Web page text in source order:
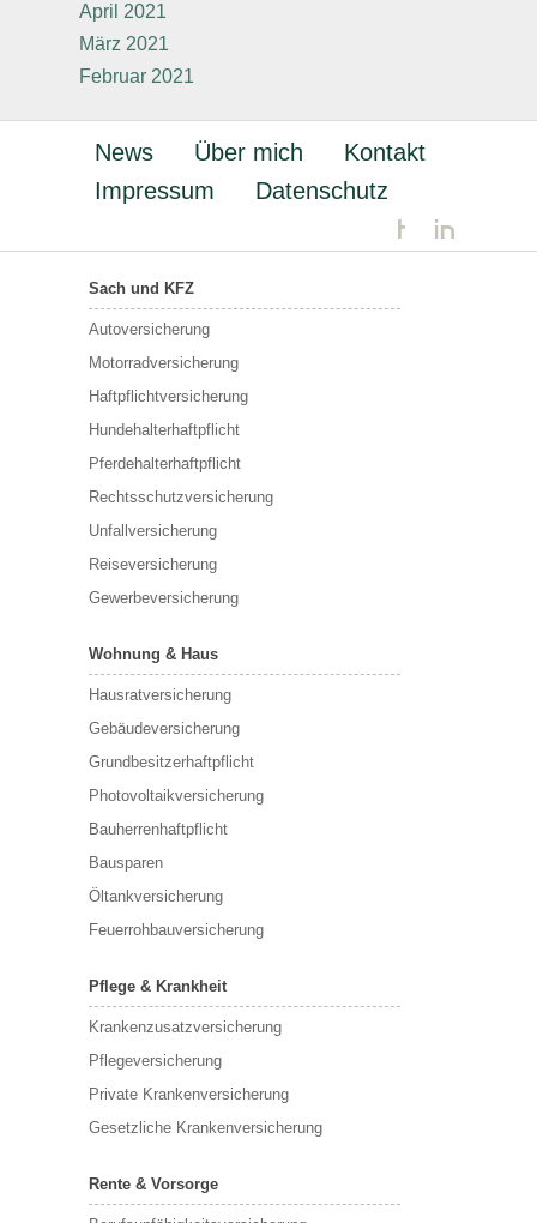
April 2021
März 2021
Februar 2021
News Über mich
Kontakt
Impressum
Datenschutz
Sach und KFZ
Autoversicherung
Motorradversicherung
Haftpflichtversicherung
Hundehalterhaftpflicht
Pferdehalterhaftpflicht
Rechtsschutzversicherung
Unfallversicherung
Reiseversicherung
Gewerbeversicherung
Wohnung & Haus
Hausratversicherung
Gebäudeversicherung
Grundbesitzerhaftpflicht
Photovoltaikversicherung
Bauherrenhaftpflicht
Bausparen
Öltankversicherung
Feuerrohbauversicherung
Pflege & Krankheit
Krankenzusatzversicherung
Pflegeversicherung
Private Krankenversicherung
Gesetzliche Krankenversicherung
Rente & Vorsorge